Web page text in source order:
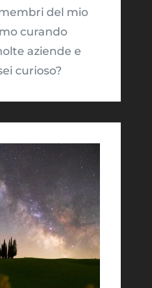
del mio
curando
aziende e
curioso?